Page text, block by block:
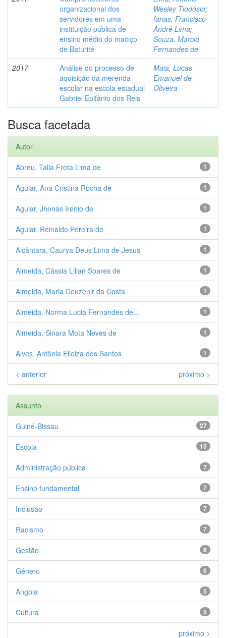
organizacional dos
servidores em uma
instituição pública de
ensino médio do maciço
de Baturité
Wesley Tiodósio;
farias, Francisco
André Lima;
Souza, Marcio
Fernandes de
2017
Análise do processo de
aquisição da merenda
escolar na escola estadual
Gabriel Epifânio dos Reis
Maia, Lucas
Emanuel de
Oliveira
Busca facetada
Autor
1
Abreu, Talia Frota Lima de
1
Aguiar, Ana Cristina Rocha de
1
Aguiar, Jhonas Irenio de
1
Aguiar, Reinaldo Pereira de
1
Alcântara, Caurya Deus Lima de Jesus
1
Almeida, Cássia Lilian Soares de
1
Almeida, Maria Deuzenir da Costa
1
Almeida, Norma Lucia Fernandes de...
1
Almeida, Sinara Mota Neves de
1
Alves, Antônia Elielza dos Santos
< anterior próximo >
Assunto
27
Guiné-Bissau
15
Escola
7
Administração pública
7
Ensino fundamental
7
Inclusão
7
Racismo
6
Gestão
6
Gênero
5
Angola
5
Cultura
próximo >